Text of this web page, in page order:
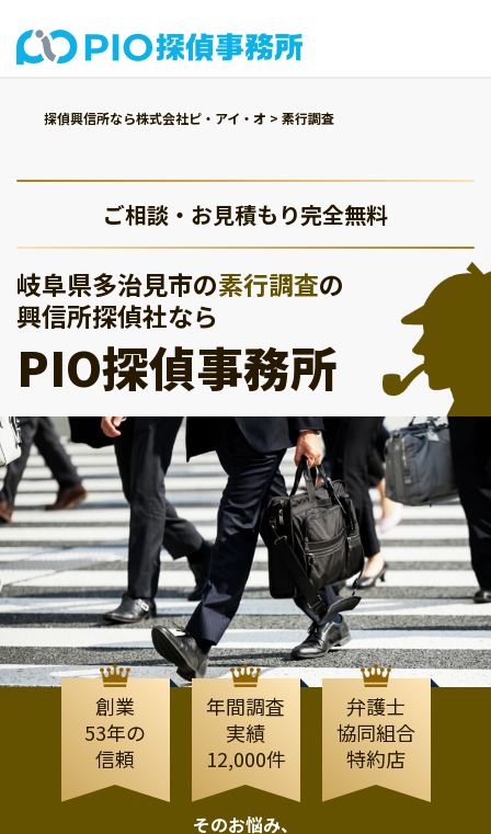
探偵興信所なら株式会社ピ・アイ・オ > 素行調査
ご相談・お見積もり完全無料
岐阜県多治見市の素行調査の
興信所探偵社なら
PIO探偵事務所
創業
53年の
信頼
年間調査
実績
12,000件
弁護士
協同組合
特約店
そのお悩み、